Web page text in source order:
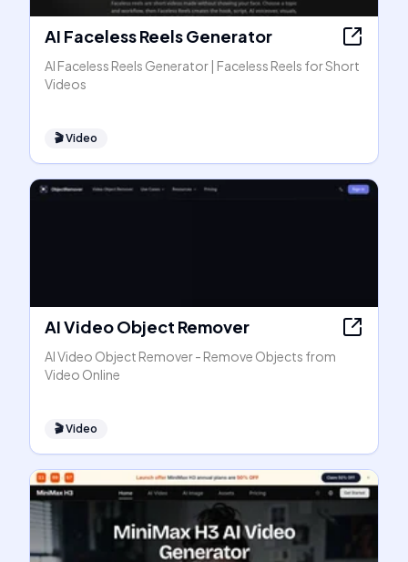
AI Faceless Reels Generator
AI Faceless Reels Generator | Faceless Reels for Short
Videos
🎬Video
AI Video Object Remover
AI Video Object Remover - Remove Objects from
Video Online
🎬Video